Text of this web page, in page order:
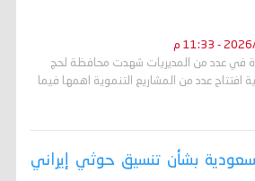
في عدد من المديريات شهدت محافظة لحج
افتتاح عدد من المشاريع التنموية اهمها فيما
بشأن تنسيق حوثي إيراني